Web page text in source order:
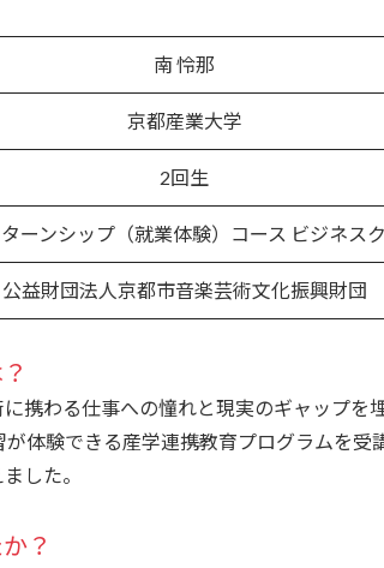
南 怜那
京都産業大学
2回生
ーンシップ（就業体験）コース ビジネス
公益財団法人京都市音楽芸術文化振興財団
携わる仕事への憧れと現実のギャップ
体験できる産学連携教育プログラムを
した。
？